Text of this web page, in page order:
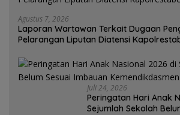
Agustus 7, 2026
Laporan Wartawan Terkait Dugaan
Pelarangan Liputan Diatensi
Juli 24, 2026
Peringatan Hari Anak
Sejumlah Sekolah